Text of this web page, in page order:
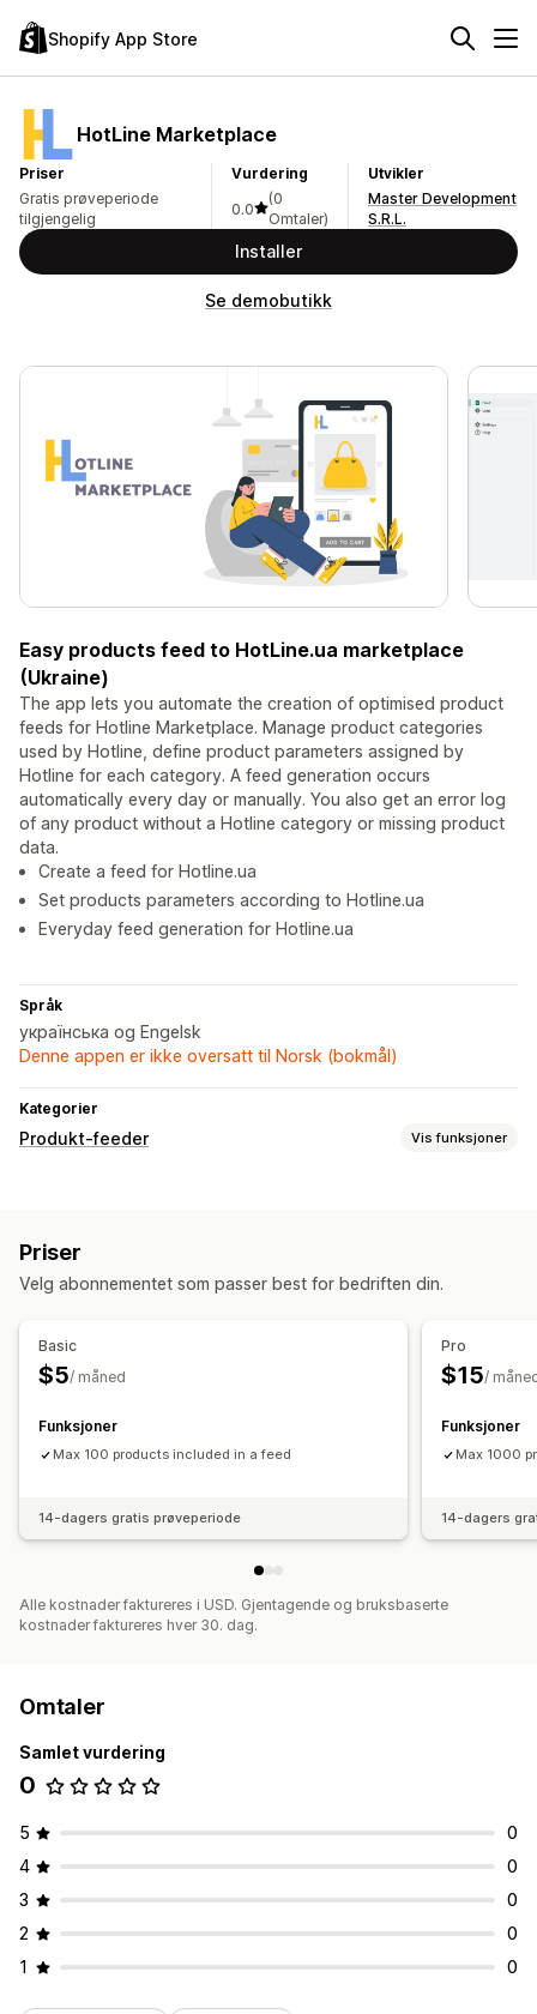
Shopify App Store
HotLine Marketplace
Priser
Gratis prøveperiode
tilgjengelig
Vurdering
0.0
(0
Omtaler)
Utvikler
Master Development
S.R.L.
Installer
Se demobutikk
Easy products feed to HotLine.ua marketplace
(Ukraine)
The app lets you automate the creation of optimised product
feeds for Hotline Marketplace. Manage product categories
used by Hotline, define product parameters assigned by
Hotline for each category. A feed generation occurs
automatically every day or manually. You also get an error log
of any product without a Hotline category or missing product
data.
Create a feed for Hotline.ua
Set products parameters according to Hotline.ua
Everyday feed generation for Hotline.ua
Språk
українська og Engelsk
Denne appen er ikke oversatt til Norsk (bokmål)
Kategorier
Produkt-feeder Vis funksjoner
Priser
Velg abonnementet som passer best for bedriften din.
Basic
$5/ måned
Funksjoner
Max 100 products included in a feed
14-dagers gratis prøveperiode
Pro
$15/
Funksjoner
Max 1000
14-dagers
Alle kostnader faktureres i USD. Gjentagende og bruksbaserte
kostnader faktureres hver 30. dag.
Omtaler
Samlet vurdering
0
5
0
4
0
3
0
2
0
1
0